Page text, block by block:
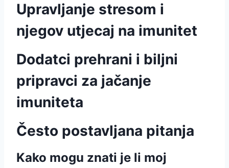
Upravljanje stresom i
njegov utjecaj na imunitet
Dodatci prehrani i biljni
pripravci za jačanje
imuniteta
Često postavljana pitanja
Kako mogu znati je li moj